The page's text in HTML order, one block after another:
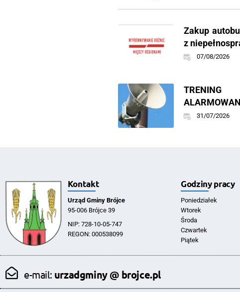
Zakup
z
07/08/2026
31/07/2026
Kontakt
Urząd Gminy Brójce
95-006 Brójce 39
NIP: 728-10-05-747
REGON: 000538099
Godziny pracy
Poniedziałek
Wtorek
Środa
Czwartek
Piątek
e-mail: urzadgminy @ brojce.pl